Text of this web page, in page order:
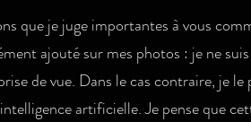
que je juge importantes à vous
ajouté sur mes photos : je ne
de vue. Dans le cas contraire, je le
artificielle. Je pense que